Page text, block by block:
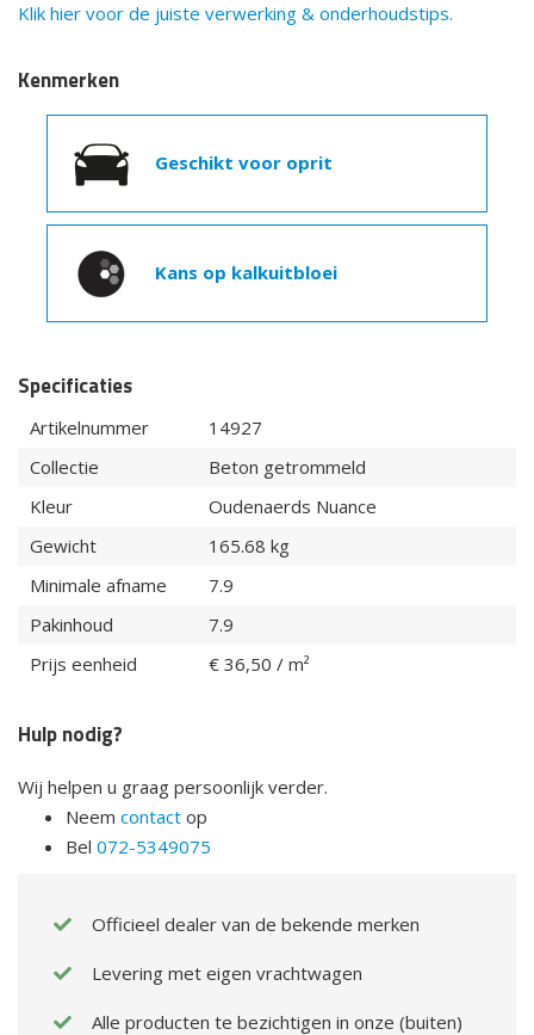
Klik hier voor de juiste verwerking & onderhoudstips.
Kenmerken
Geschikt voor oprit
Kans op kalkuitbloei
Specificaties
Artikelnummer
14927
Collectie
Beton getrommeld
Kleur
Oudenaerds Nuance
Gewicht
165.68 kg
Minimale afname
7.9
Pakinhoud
7.9
Prijs eenheid
€ 36,50 / m²
Hulp nodig?
Wij helpen u graag persoonlijk verder.
Neem contact op
Bel 072-5349075
Officieel dealer van de bekende merken
Levering met eigen vrachtwagen
Alle producten te bezichtigen in onze (buiten)